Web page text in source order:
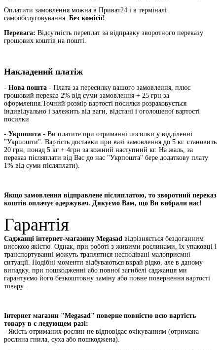
Оплатити замовлення можна в Приват24 і в терміналі
самообслуговування. Без комісії!
Перевага: Відсутність переплат за відправку зворотного переказу
грошових коштів на пошті.
Накладений платіж
- Нова пошта - Плата за пересилку вашого замовлення, плюс
грошовий переказ 2% від суми замовлення + 25 грн за
оформлення.Точний розмір вартості посилки розраховується
індивідуально і залежить від ваги, відстані і оголошеної вартості
посилки
- Укрпошта - Ви платите при отриманні посилки у відділенні
"Укрпошти". Вартість доставки при вазі замовлення до 5 кг. становить
20 грн, понад 5 кг + 4грн за кожний наступний кг. На жаль, за
переказ післяплати від Вас до нас "Укрпошта" бере додаткову плату
1% від суми післяплати).
Якщо замовлення відправлене післяплатою, то зворотний переказ
коштів оплачує одержувач. Дякуємо Вам, що Ви вибрали нас!
Гарантія
Саджанці інтернет-магазину Megasad відрізняється бездоганним
високою якістю. Однак, при роботі з живими рослинами, їх упаковці і
транспортуванні можуть траплятися несподівані малоприємні
ситуації. Подібні моменти відбуваються вкрай рідко, але в даному
випадку, при пошкодженні або повної загибелі саджанця ми
гарантуємо його безкоштовну заміну або повне повернення вартості
товару.
Інтернет магазин "Megasad" поверне повністю всю вартість
товару в с ледующем разі:
- Якість отриманих рослин не відповідає очікуванням (отримана
рослина гнила, суха або пошкоджена).